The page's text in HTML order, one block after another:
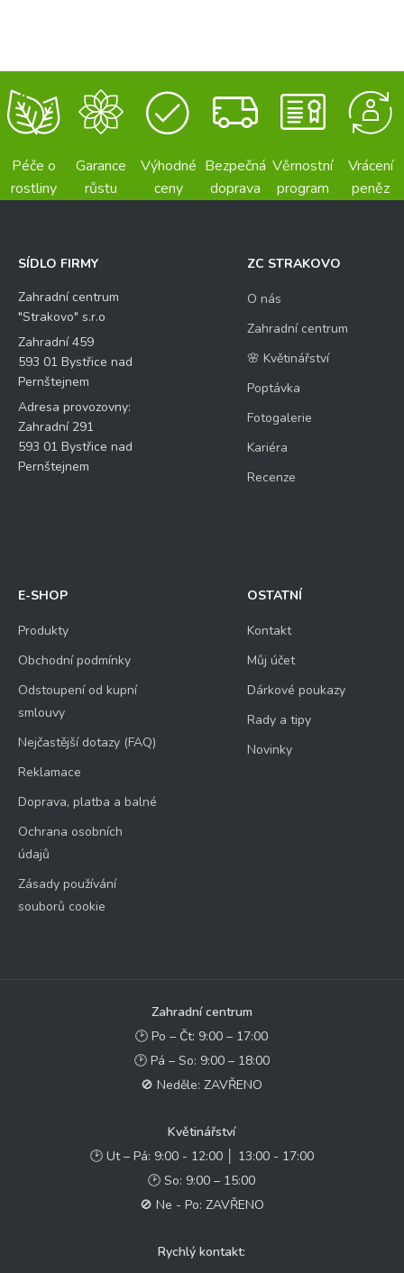
Péče o
rostliny
Garance
růstu
Výhodné
ceny
Bezpečná
doprava
Věrnostní
program
Vrácení
peněz
SÍDLO FIRMY
Zahradní centrum
"Strakovo" s.r.o
Zahradní 459
593 01 Bystřice nad
Pernštejnem
Adresa provozovny:
Zahradní 291
593 01 Bystřice nad
Pernštejnem
ZC STRAKOVO
O nás
Zahradní centrum
🌸 Květinářství
Poptávka
Fotogalerie
Kariéra
Recenze
E-SHOP
Produkty
Obchodní podmínky
Odstoupení od kupní
smlouvy
Nejčastější dotazy (FAQ)
Reklamace
Doprava, platba a balné
Ochrana osobních
údajů
Zásady používání
souborů cookie
OSTATNÍ
Kontakt
Můj účet
Dárkové poukazy
Rady a tipy
Novinky
Zahradní centrum
🕑 Po – Čt: 9:00 – 17:00
🕑 Pá – So: 9:00 – 18:00
🚫 Neděle: ZAVŘENO
Květinářství
🕑 Ut – Pá: 9:00 - 12:00 │ 13:00 - 17:00
🕑 So: 9:00 – 15:00
🚫 Ne - Po: ZAVŘENO
Rychlý kontakt: